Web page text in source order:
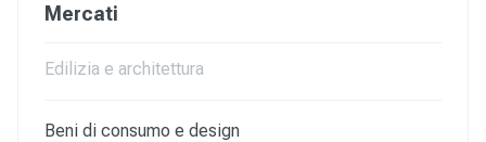
Mercati
Edilizia e architettura
Beni di consumo e design